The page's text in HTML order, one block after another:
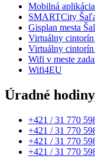
Mobilná
SMARTCity
Gisplan mesta
Virtuálny
Virtuálny cintorín
Wifi v meste
Wifi4EU
Úradné
+421 / 31 770
+421 / 31 770
+421 / 31 770
+421 / 31 770